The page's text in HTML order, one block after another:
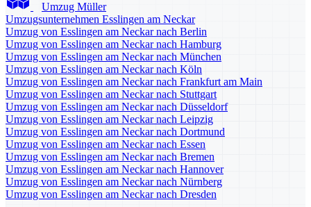
Umzug Müller
Umzugsunternehmen Esslingen am Neckar
Umzug von Esslingen am Neckar nach Berlin
Umzug von Esslingen am Neckar nach Hamburg
Umzug von Esslingen am Neckar nach München
Umzug von Esslingen am Neckar nach Köln
Umzug von Esslingen am Neckar nach Frankfurt am Main
Umzug von Esslingen am Neckar nach Stuttgart
Umzug von Esslingen am Neckar nach Düsseldorf
Umzug von Esslingen am Neckar nach Leipzig
Umzug von Esslingen am Neckar nach Dortmund
Umzug von Esslingen am Neckar nach Essen
Umzug von Esslingen am Neckar nach Bremen
Umzug von Esslingen am Neckar nach Hannover
Umzug von Esslingen am Neckar nach Nürnberg
Umzug von Esslingen am Neckar nach Dresden